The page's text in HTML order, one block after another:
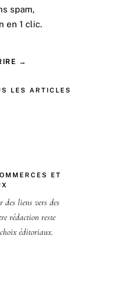
spam,
en 1 clic.
→
LES ARTICLES
ET
des liens vers des
rédaction reste
éditoriaux.